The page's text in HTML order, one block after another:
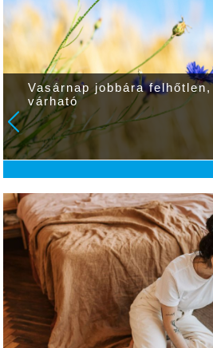
Vasárnap jobbára
várható